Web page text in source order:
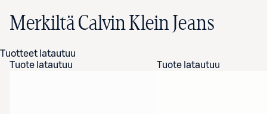
Merkiltä Calvin Klein Jeans
Tuotteet latautuu
Tuote latautuu
Tuote latautuu